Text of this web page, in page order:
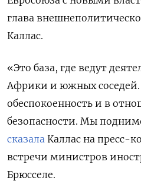
глава
Каллас.
«Это база, где ведут
Африки и южных соседей.
обеспокоенность и в
безопасности. Мы
сказала Каллас на пресс-
встречи министров
Брюсселе.